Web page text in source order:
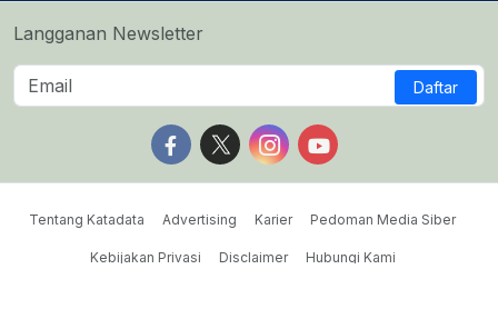
Langganan Newsletter
Daftar
Follow us on Facebook
Follow us on X
Follow us on Instagram
Follow us on
Tentang Katadata Advertising Karier Pedoman Media Siber
Kebijakan Privasi Disclaimer Hubungi Kami